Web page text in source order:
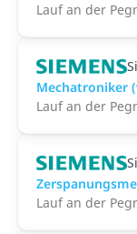
Lauf an der
Mechatroniker
Lauf an der
Lauf an der